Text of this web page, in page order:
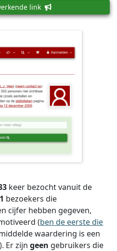
link
keer bezocht vanuit de
bezoekers die
cijfer hebben gegeven,
(ben de eerste die
waardering is een
). Er zijn geen gebruikers die